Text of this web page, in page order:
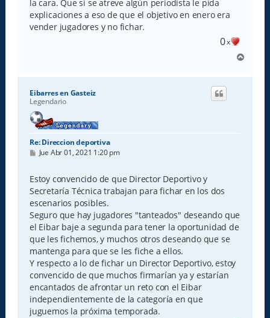
la cara. Que si se atreve algún periodista le pida
explicaciones a eso de que el objetivo en enero era
vender jugadores y no fichar.
0x
r
Eibarres en Gasteiz
Legendario
Re: Direccion deportiva
M
s
a
j
e
Jue Abr 01, 2021 1:20 pm
Estoy convencido de que Director Deportivo y
Secretaría Técnica trabajan para fichar en los dos
escenarios posibles.
Seguro que hay jugadores "tanteados" deseando que
el Eibar baje a segunda para tener la oportunidad de
que les fichemos, y muchos otros deseando que se
mantenga para que se les fiche a ellos.
Y respecto a lo de fichar un Director Deportivo, estoy
convencido de que muchos firmarían ya y estarían
encantados de afrontar un reto con el Eibar
independientemente de la categoría en que
juguemos la próxima temporada.